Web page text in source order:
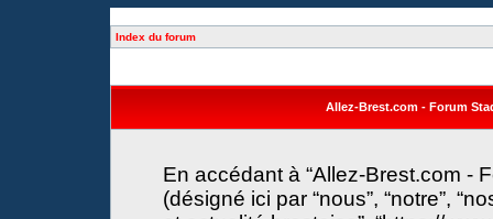
Index du forum
Allez-Brest.com - Forum
En accédant à “Allez-Brest.com -
(désigné ici par “nous”, “notre”,